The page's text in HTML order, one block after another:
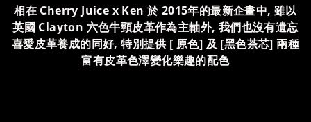
相在 Cherry Juice x Ken 於 2015年的最新企畫中, 雖以
英國 Clayton 六色牛頸皮革作為主軸外, 我們也沒有遺忘
喜愛皮革養成的同好, 特別提供 [ 原色] 及 [黑色茶芯] 兩種
富有皮革色澤變化樂趣的配色